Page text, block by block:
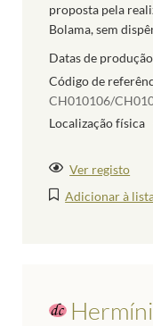
proposta pela
Bolama, sem
Datas de produção
Código de
CH010106/
Localização física
Ver registo
Adicionar à